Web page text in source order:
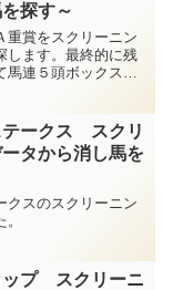
探す～
重賞をスクリーニン
します。最終的に残
馬連５頭ボックス馬
テークス スクリ
タから消し馬を
クスのスクリーニン
ップ スクリーニ